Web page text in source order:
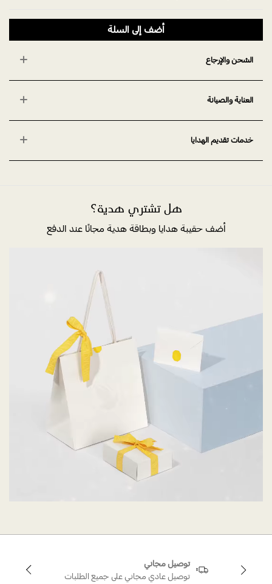
أضف إلى السلة
الشحن والإرجاع
العناية والصيانة
خدمات تقديم الهدايا
هل تشتري هدية؟
أضف حقيبة هدايا وبطاقة هدية مجانًا عند الدفع
توصيل مجاني
توصيل عادي مجاني على جميع الطلبات